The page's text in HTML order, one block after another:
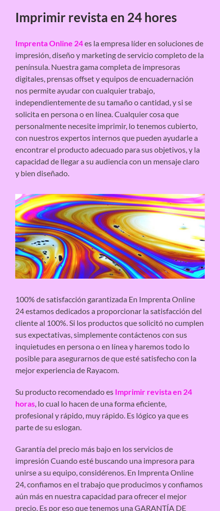
Imprimir revista en 24 hores
Imprenta Online 24es la empresa líder en soluciones de
impresión, diseño y marketing de servicio completo de la
península. Nuestra gama completa de impresoras
digitales, prensas offset y equipos de encuadernación
nos permite ayudar con cualquier trabajo,
independientemente de su tamaño o cantidad, y si se
solicita en persona o en línea. Cualquier cosa que
personalmente necesite imprimir, lo tenemos cubierto,
con nuestros expertos internos que pueden ayudarle a
encontrar el producto adecuado para sus objetivos, y la
capacidad de llegar a su audiencia con un mensaje claro
y bien diseñado.
100% de satisfacción garantizada En Imprenta Online
24 estamos dedicados a proporcionar la satisfacción del
cliente al 100%. Si los productos que solicitó no cumplen
sus expectativas, simplemente contáctenos con sus
inquietudes en persona o en línea y haremos todo lo
posible para asegurarnos de que esté satisfecho con la
mejor experiencia de Rayacom.
Su producto recomendado es Imprimir revista en 24
horas , lo cual lo hacen de una forma eficiente,
profesional y rápido, muy rápido. Es lógico ya que es
parte de su eslogan.
Garantía del precio más bajo en los servicios de
impresión Cuando esté buscando una impresora para
unirse a su equipo, considérenos. En Imprenta Online
24, confiamos en el trabajo que producimos y confiamos
aún más en nuestra capacidad para ofrecer el mejor
precio. Es por eso que tenemos una GARANTÍA DE